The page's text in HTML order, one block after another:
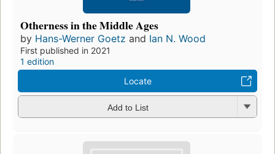
Otherness in the Middle Ages
by Hans-Werner Goetz and Ian N. Wood
First published in 2021
1 edition
Locate
Add to List